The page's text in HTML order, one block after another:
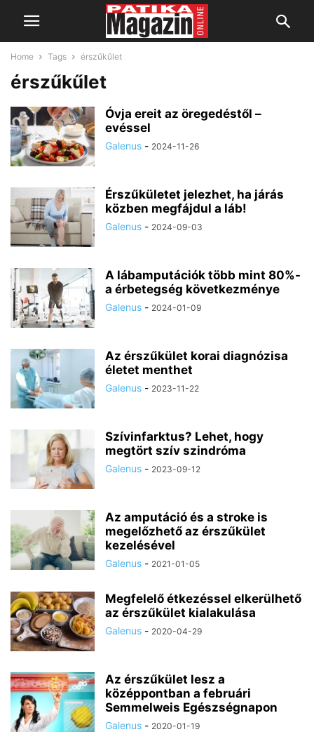
Home Tags érszűkűlet
érszűkűlet
Óvja ereit az öregedéstől –
evéssel
Galenus - 2024-11-26
Érszűkületet jelezhet, ha járás
közben megfájdul a láb!
Galenus - 2024-09-03
A lábamputációk több mint 80%-
a érbetegség következménye
Galenus - 2024-01-09
Az érszűkület korai diagnózisa
életet menthet
Galenus - 2023-11-22
Szívinfarktus? Lehet, hogy
megtört szív szindróma
Galenus - 2023-09-12
Az amputáció és a stroke is
megelőzhető az érszűkület
kezelésével
Galenus - 2021-01-05
Megfelelő étkezéssel elkerülhető
az érszűkület kialakulása
Galenus - 2020-04-29
Az érszűkület lesz a
középpontban a februári
Semmelweis Egészségnapon
Galenus - 2020-01-19